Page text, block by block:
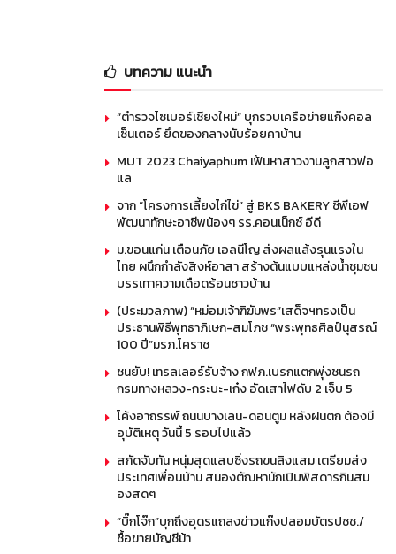
บทความ แนะนำ
“ตำรวจไซเบอร์เชียงใหม่” บุกรวบเครือข่ายแก๊งคอล
เซ็นเตอร์ ยึดของกลางนับร้อยคาบ้าน
MUT 2023 Chaiyaphum เฟ้นหาสาวงามลูกสาวพ่อ
แล
จาก “โครงการเลี้ยงไก่ไข่” สู่ BKS BAKERY ซีพีเอฟ
พัฒนาทักษะอาชีพน้องๆ รร.คอนเน็กซ์ อีดี
ม.ขอนแก่น เตือนภัย เอลนีโญ ส่งผลแล้งรุนแรงใน
ไทย ผนึกกำลังสิงห์อาสา สร้างต้นแบบแหล่งน้ำชุมชน
บรรเทาความเดือดร้อนชาวบ้าน
(ประมวลภาพ) “หม่อมเจ้าฑิฆัมพร”เสด็จฯทรงเป็น
ประธานพิธีพุทธาภิเษก-สมโภช “พระพุทธศิลป์นุสรณ์
100 ปี”มรภ.โคราช
ชนยับ! เทรลเลอร์รับจ้าง กฟภ.เบรกแตกพุ่งชนรถ
กรมทางหลวง-กระบะ-เก๋ง อัดเสาไฟดับ 2 เจ็บ 5
โค้งอาถรรพ์ ถนนบางเลน-ดอนตูม หลังฝนตก ต้องมี
อุบัติเหตุ วันนี้ 5 รอบไปแล้ว
สกัดจับทัน หนุ่มสุดแสบซิ่งรถขนลิงแสม เตรียมส่ง
ประเทศเพื่อนบ้าน สนองตัณหานักเปิบพิสดารกินสม
องสดๆ
“บิ๊กโจ๊ก”บุกถึงอุดรแถลงข่าวแก๊งปลอมบัตรปชช./
ซื้อขายบัญชีม้า